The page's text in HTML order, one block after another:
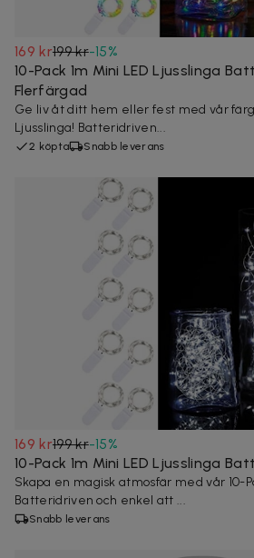
169 kr199 kr-15%
10-Pack 1m Mini LED Ljusslinga
Flerfärgad
Ge liv åt ditt hem eller fest med vår
Ljusslinga! Batteridriven...
2 köpta Snabb leverans
169 kr199 kr-15%
10-Pack 1m Mini LED Ljusslinga
Skapa en magisk atmosfär med vår 10-
Batteridriven och enkel att ...
Snabb leverans